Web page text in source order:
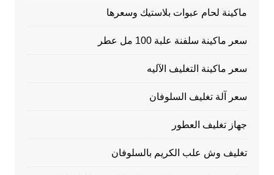
ماكينة لحام عبوات بلاستيك وسعرها
سعر ماكينة سلفنة علبة 100 مل عطر
سعر ماكينة التغليف الآليه
سعر آلة تغليف السلوفان
جهاز تغليف العطور
تغليف وش علب الكريم بالسلوفان